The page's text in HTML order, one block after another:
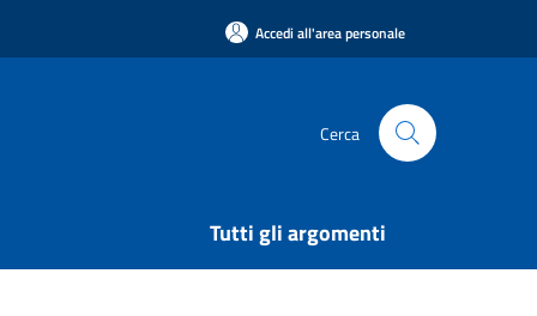
Accedi all'area personale
Cerca
Tutti gli argomenti